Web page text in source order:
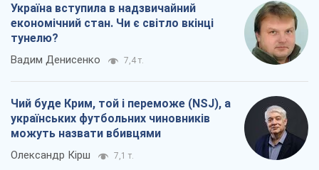
Україна вступила в надзвичайний
економічний стан. Чи є світло вкінці
тунелю?
Вадим Денисенко 7,4 т.
Чий буде Крим, той і переможе (NSJ), а
українських футбольних чиновників
можуть назвати вбивцями
Олександр Кірш 7,1 т.